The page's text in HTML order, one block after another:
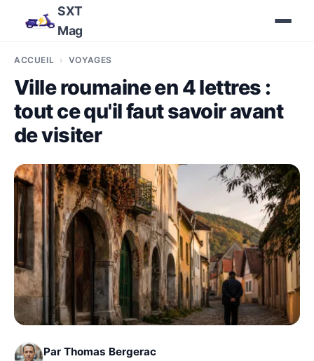
SXT
Mag
ACCUEIL VOYAGES
Ville roumaine en 4 lettres :
tout ce qu'il faut savoir avant
de visiter
Par Thomas Bergerac